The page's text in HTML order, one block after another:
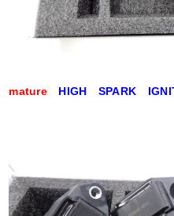
mature HIGH SPARK